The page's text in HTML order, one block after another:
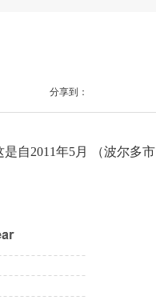
分享到：
自2011年5月 （波尔多市